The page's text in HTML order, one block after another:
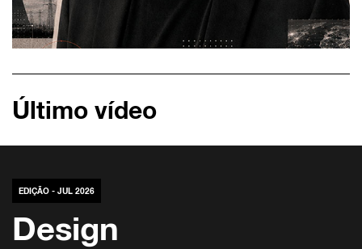
Último vídeo
EDIÇÃO - JUL 2026
Design